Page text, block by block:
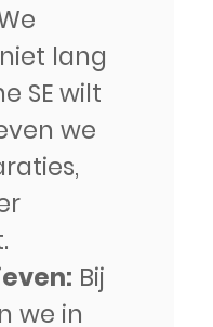
lang
SE wilt
we
Bij
we in